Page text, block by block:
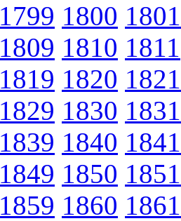
1799 1800 1801
1809 1810 1811
1819 1820 1821
1829 1830 1831
1839 1840 1841
1849 1850 1851
1859 1860 1861